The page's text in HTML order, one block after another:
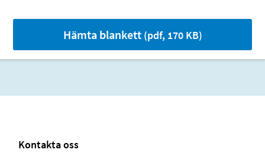
Hämta blankett(pdf, 170 KB)
Kontakta oss